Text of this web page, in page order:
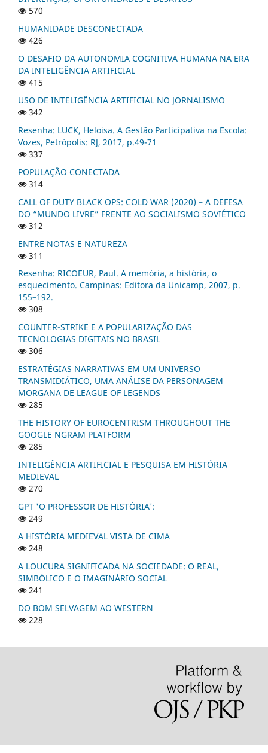
570
HUMANIDADE DESCONECTADA
426
O DESAFIO DA AUTONOMIA COGNITIVA HUMANA NA ERA
DA INTELIGÊNCIA ARTIFICIAL
415
USO DE INTELIGÊNCIA ARTIFICIAL NO JORNALISMO
342
Resenha: LUCK, Heloisa. A Gestão Participativa na Escola:
Vozes, Petrópolis: RJ, 2017, p.49-71
337
POPULAÇÃO CONECTADA
314
CALL OF DUTY BLACK OPS: COLD WAR (2020) – A DEFESA
DO “MUNDO LIVRE” FRENTE AO SOCIALISMO SOVIÉTICO
312
ENTRE NOTAS E NATUREZA
311
Resenha: RICOEUR, Paul. A memória, a história, o
esquecimento. Campinas: Editora da Unicamp, 2007, p.
155–192.
308
COUNTER-STRIKE E A POPULARIZAÇÃO DAS
TECNOLOGIAS DIGITAIS NO BRASIL
306
ESTRATÉGIAS NARRATIVAS EM UM UNIVERSO
TRANSMIDIÁTICO, UMA ANÁLISE DA PERSONAGEM
MORGANA DE LEAGUE OF LEGENDS
285
THE HISTORY OF EUROCENTRISM THROUGHOUT THE
GOOGLE NGRAM PLATFORM
285
INTELIGÊNCIA ARTIFICIAL E PESQUISA EM HISTÓRIA
MEDIEVAL
270
GPT 'O PROFESSOR DE HISTÓRIA':
249
A HISTÓRIA MEDIEVAL VISTA DE CIMA
248
A LOUCURA SIGNIFICADA NA SOCIEDADE: O REAL,
SIMBÓLICO E O IMAGINÁRIO SOCIAL
241
DO BOM SELVAGEM AO WESTERN
228